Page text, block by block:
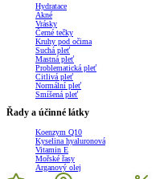
Hydratace
Akné
Vrásky
Černé tečky
Kruhy pod očima
Suchá pleť
Mastná pleť
Problematická pleť
Citlivá pleť
Normální pleť
Smíšená pleť
Řady a účinné látky
Koenzym Q10
Kyselina hyaluronová
Vitamin E
Mořské řasy
Arganový olej